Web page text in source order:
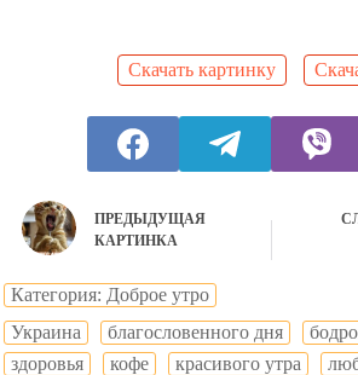
Скачать картинку
ПРЕДЫДУЩАЯ
КАРТИНКА
Категория: Доброе утро
Украина
благословенного дня
здоровья
кофе красивого утра